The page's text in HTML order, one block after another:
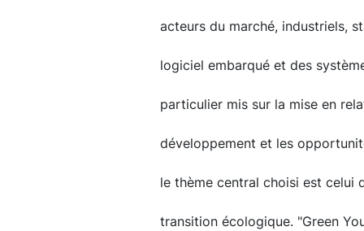
acteurs du marché, industriels,
logiciel embarqué et des
particulier mis sur la mise en
développement et les
le thème central choisi est celui
transition écologique. "Green